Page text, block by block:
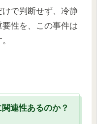
で判断せず、冷静
性を、この事件は
連性あるのか？